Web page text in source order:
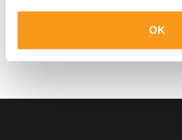
OK